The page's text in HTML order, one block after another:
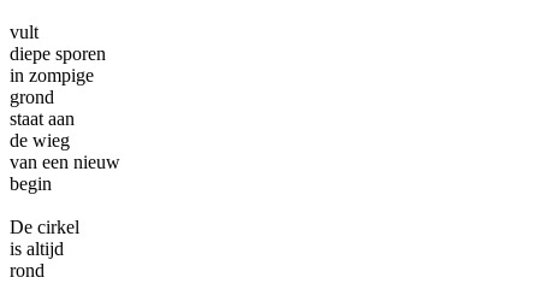
vult
diepe sporen
in zompige
grond
staat aan
de wieg
van een nieuw
begin
De cirkel
is altijd
rond